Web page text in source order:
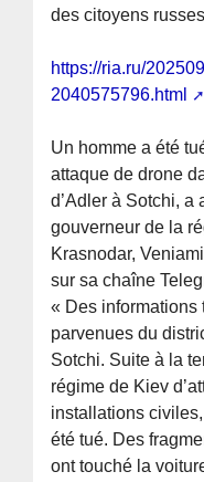
des citoyens
https://ria.ru/
2040575796.html
Un homme a été
attaque de drone
d’Adler à Sotchi, a
gouverneur de la
Krasnodar,
sur sa chaîne
« Des informations
parvenues du
Sotchi. Suite à la
régime de Kiev
installations
été tué. Des
ont touché la